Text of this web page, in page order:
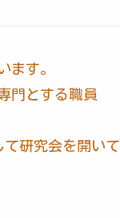
ます。
門とする職員
て研究会を開いて